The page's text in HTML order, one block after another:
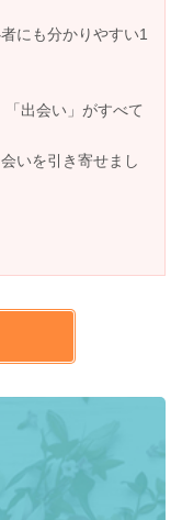
にも分かりやすい1
出会い」がすべて
いを引き寄せまし